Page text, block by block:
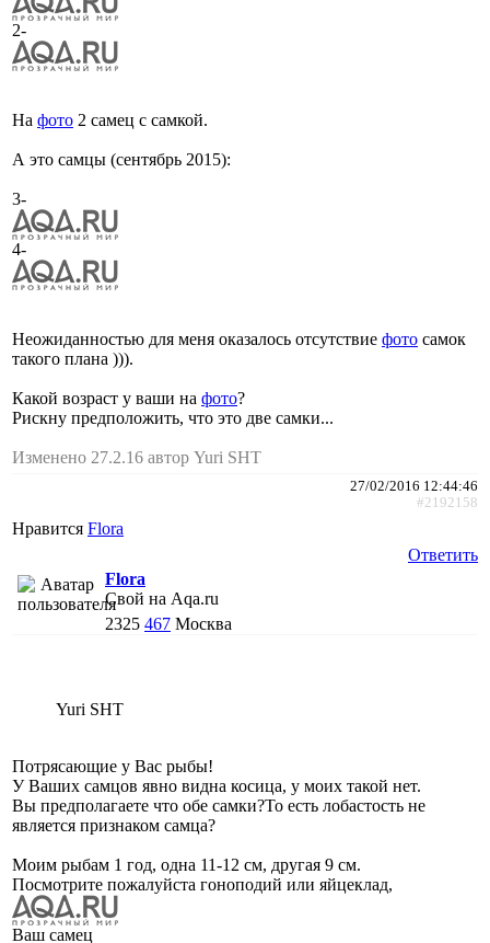
2-
На фото 2 самец с самкой.
А это самцы (сентябрь 2015):
3-
4-
Неожиданностью для меня оказалось отсутствие фото самок
такого плана ))).
Какой возраст у ваши на фото?
Рискну предположить, что это две самки...
Изменено 27.2.16 автор Yuri SHT
27/02/2016 12:44:46
#2192158
Нравится Flora
Ответить
Flora
Свой на Aqa.ru
2325 467 Москва
Yuri SHT
Потрясающие у Вас рыбы!
У Ваших самцов явно видна косица, у моих такой нет.
Вы предполагаете что обе самки?То есть лобастость не
является признаком самца?
Моим рыбам 1 год, одна 11-12 см, другая 9 см.
Посмотрите пожалуйста гоноподий или яйцеклад,
Ваш самец